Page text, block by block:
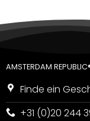
AMSTERDAM
Finde ein
+31 (0)20 244